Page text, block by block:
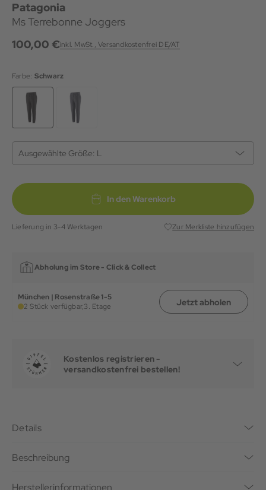
Patagonia
Ms Terrebonne Joggers
100,00 €inkl. MwSt., Versandkostenfrei DE/AT
Farbe: Schwarz
Ausgewählte Größe: L
In den Warenkorb
Lieferung in 3-4 Werktagen Zur Merkliste hinzufügen
Abholung im Store - Click & Collect
München | Rosenstraße 1-5
2 Stück verfügbar,3. Etage Jetzt abholen
Kostenlos registrieren -
versandkostenfrei bestellen!
Details
Beschreibung
Herstellerinformationen